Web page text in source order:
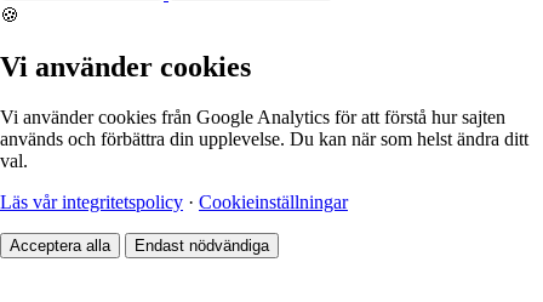
🍪
Vi använder cookies
Vi använder cookies från Google Analytics för att förstå hur sajten
används och förbättra din upplevelse. Du kan när som helst ändra ditt
val.
Läs vår integritetspolicy · Cookieinställningar
Acceptera alla Endast nödvändiga